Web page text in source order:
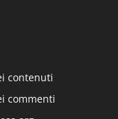
contenuti
commenti